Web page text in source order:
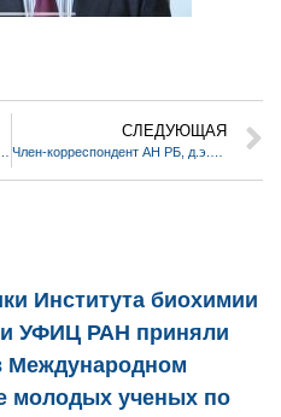
СЛЕДУЮЩАЯ
Института биохимии
УФИЦ РАН приняли
Международном
молодых ученых по